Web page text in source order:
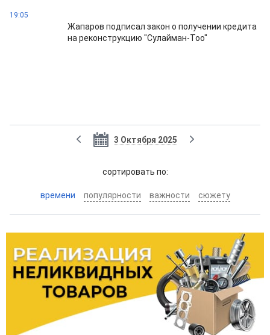
19:05
Жапаров подписал закон о получении кредита
на реконструкцию "Сулайман-Тоо"
3 Октября 2025
cортировать по:
времени популярности важности сюжету